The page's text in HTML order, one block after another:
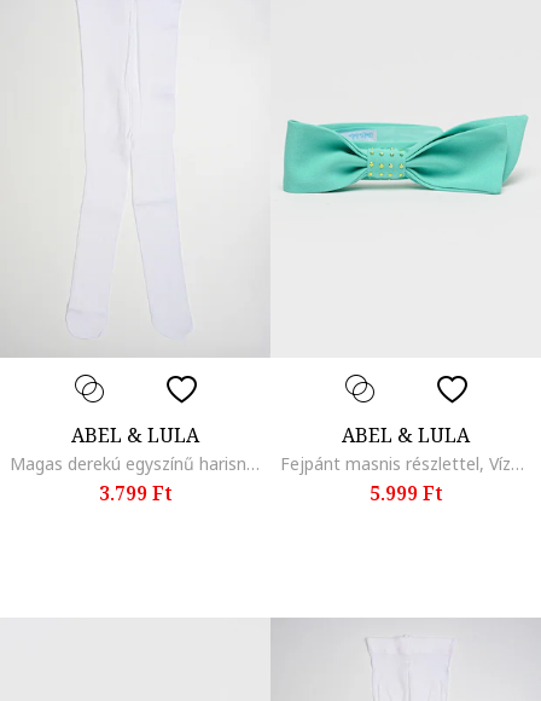
ABEL & LULA
Magas derekú egyszínű harisnyanadrág, Fehér
3.799 Ft
ABEL & LULA
Fejpánt masnis részlettel, Vízzöld
5.999 Ft